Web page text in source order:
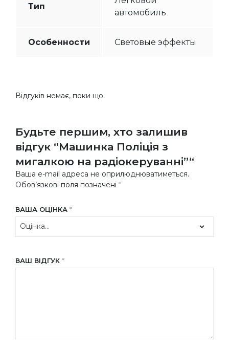
Тип
автомобиль
Особенности Световые эффекты
Відгуків немає, поки що.
Будьте першим, хто залишив
відгук “Машинка Поліція з
мигалкою на радіокеруванні”“
Ваша e-mail адреса не оприлюднюватиметься.
Обов’язкові поля позначені *
ВАША ОЦІНКА *
ВАШ ВІДГУК *